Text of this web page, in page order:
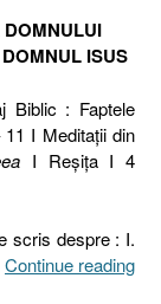
ISUS
Biblic : Faptele
I Meditaţii din
I Reşiţa I 4
scris despre : I.
Continue reading